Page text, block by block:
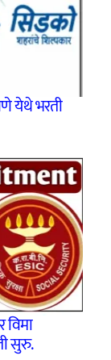
येथे भरती
सुरु.